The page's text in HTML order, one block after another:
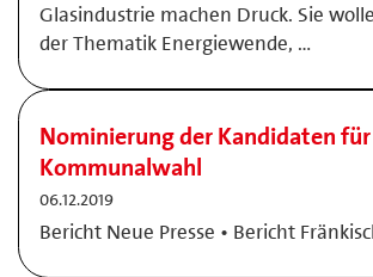
Glasindustrie machen Druck. Sie
der Thematik Energiewende, …
Nominierung der Kandidaten
Kommunalwahl
06.12.2019
Bericht Neue Presse • Bericht